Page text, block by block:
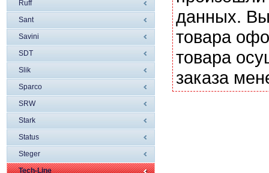
Ruff
Sant
Savini
SDT
Slik
Sparco
SRW
Stark
Status
Steger
Tech-Line
данных. Вы
товара
товара
заказа